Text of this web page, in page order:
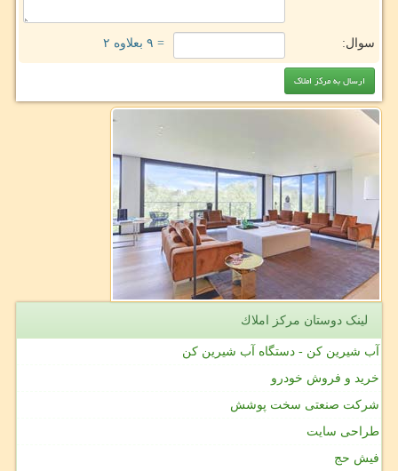
سوال: = ۹ بعلاوه ۲
لینک دوستان مركز املاك
آب شیرین کن - دستگاه آب شیرین کن
خرید و فروش خودرو
شرکت صنعتی سخت پوشش
طراحی سایت
فیش حج